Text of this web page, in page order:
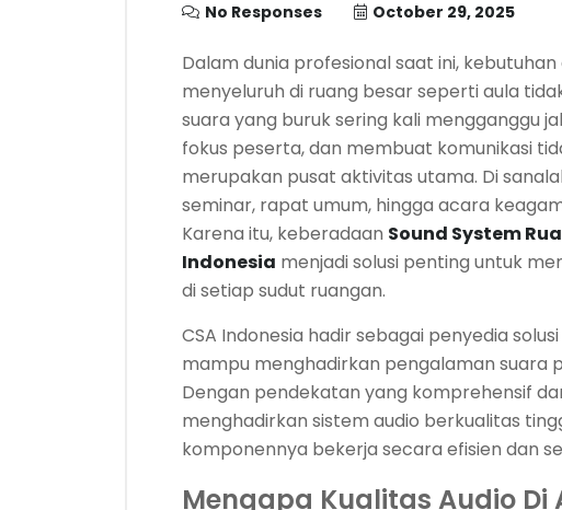
No Responses October 29, 2025
Dalam dunia profesional saat ini,
menyeluruh di ruang besar seperti aula
suara yang buruk sering kali mengganggu
fokus peserta, dan membuat komunikasi
merupakan pusat aktivitas utama. Di
seminar, rapat umum, hingga acara
Karena itu, keberadaan Sound System
Indonesia menjadi solusi penting untuk
di setiap sudut ruangan.
CSA Indonesia hadir sebagai penyedia
mampu menghadirkan pengalaman suara
Dengan pendekatan yang komprehensif
menghadirkan sistem audio berkualitas
komponennya bekerja secara efisien dan
Mengapa Kualitas Audio Di